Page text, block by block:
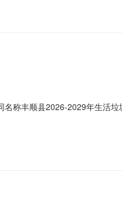
称丰顺县2026-2029年生活垃
屋村五斗种联系